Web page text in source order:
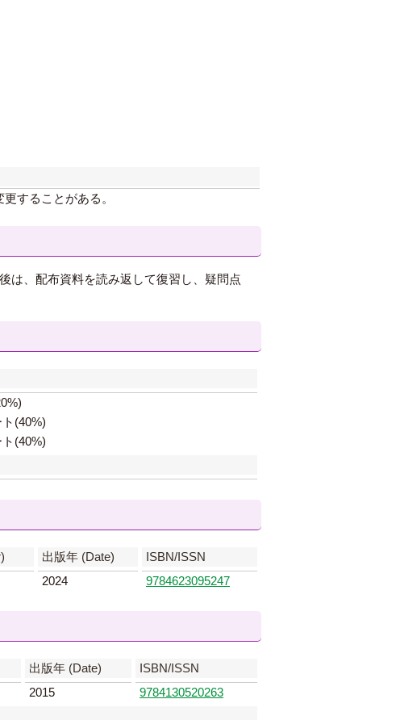
することがある。
は、配布資料を読み返して復習し、疑問点
(40%)
(40%)
出版年 (Date)
ISBN/ISSN
2024 9784623095247
出版年 (Date)
ISBN/ISSN
2015
9784130520263